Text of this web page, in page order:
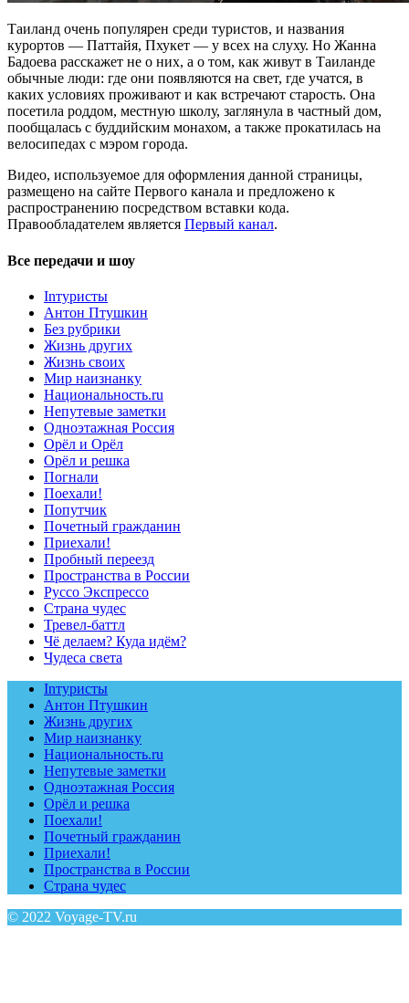
Таиланд очень популярен среди туристов, и названия
курортов — Паттайя, Пхукет — у всех на слуху. Но Жанна
Бадоева расскажет не о них, а о том, как живут в Таиланде
обычные люди: где они появляются на свет, где учатся, в
каких условиях проживают и как встречают старость. Она
посетила роддом, местную школу, заглянула в частный дом,
пообщалась с буддийским монахом, а также прокатилась на
велосипедах с мэром города.
Видео, используемое для оформления данной страницы,
размещено на сайте Первого канала и предложено к
распространению посредством вставки кода.
Правообладателем является Первый канал.
Все передачи и шоу
Inтуристы
Антон Птушкин
Без рубрики
Жизнь других
Жизнь своих
Мир наизнанку
Национальность.ru
Непутевые заметки
Одноэтажная Россия
Орёл и Орёл
Орёл и решка
Погнали
Поехали!
Попутчик
Почетный гражданин
Приехали!
Пробный переезд
Пространства в России
Руссо Экспрессо
Страна чудес
Тревел-баттл
Чё делаем? Куда идём?
Чудеса света
Inтуристы
Антон Птушкин
Жизнь других
Мир наизнанку
Национальность.ru
Непутевые заметки
Одноэтажная Россия
Орёл и решка
Поехали!
Почетный гражданин
Приехали!
Пространства в России
Страна чудес
© 2022 Voyage-TV.ru